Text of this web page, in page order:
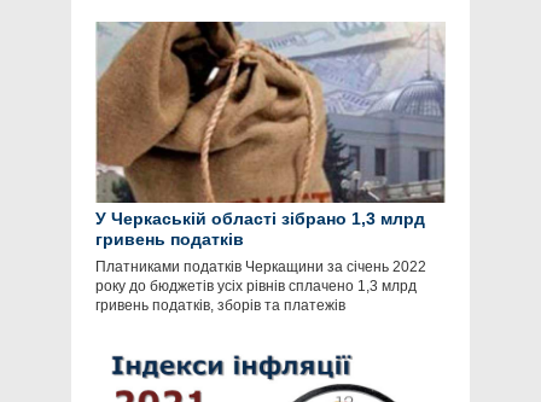
У Черкаській області зібрано 1,3 млрд
гривень податків
Платниками податків Черкащини за січень 2022
року до бюджетів усіх рівнів сплачено 1,3 млрд
гривень податків, зборів та платежів